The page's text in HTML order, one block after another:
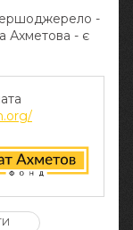
-
Ахметова - є